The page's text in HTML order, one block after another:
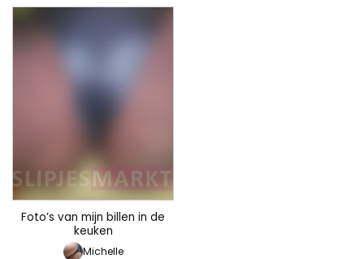
Foto’s van mijn billen in de
keuken
Michelle